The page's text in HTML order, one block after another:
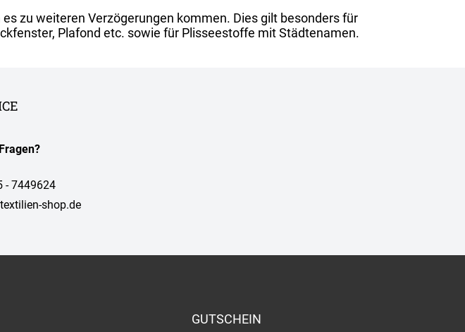
zu weiteren Verzögerungen kommen. Dies gilt besonders für
Plafond etc. sowie für Plisseestoffe mit Städtenamen.
- 7449624
shop.de
GUTSCHEIN